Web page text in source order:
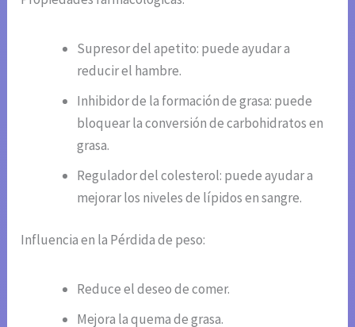
Supresor del apetito: puede ayudar a
reducir el hambre.
Inhibidor de la formación de grasa: puede
bloquear la conversión de carbohidratos en
grasa.
Regulador del colesterol: puede ayudar a
mejorar los niveles de lípidos en sangre.
Influencia en la Pérdida de peso:
Reduce el deseo de comer.
Mejora la quema de grasa.